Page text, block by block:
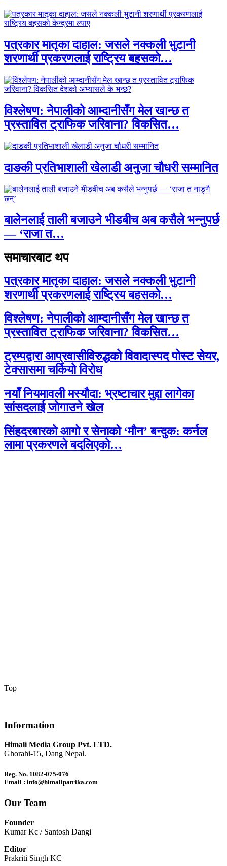
पत्रकार मातृका दाहाल: जसले नक्कली भुटानी
शरणार्थी प्रकरणलाई राष्ट्रिय बहसको…
विश्लेषण: नेपालीको आम्दानीसँग मेल खान्छ त
प्रस्तावित ट्राफिक जरिवाना? विकसित…
दाङकी प्रतिभाशाली खेलाडी अनुजा चौधरी सम्मानित
बालेनलाई ताली बजाउने भीडबीच अब कसैले भन्नुपर्छ
— ‘राजा त…
समाचारबाट थप
पत्रकार मातृका दाहाल: जसले नक्कली भुटानी
शरणार्थी प्रकरणलाई राष्ट्रिय बहसको…
विश्लेषण: नेपालीको आम्दानीसँग मेल खान्छ त
प्रस्तावित ट्राफिक जरिवाना? विकसित…
ट्रम्पद्वारा आप्रवासीविरुद्धको विवादास्पद पोस्ट सेयर,
टेक्सासमा चर्कियो विरोध
नयाँ नियमावली मस्यौदा: भ्रष्टाचार मुद्दा लागेका
सांसदलाई जोगाउने खेल
सिंहदरबारको आगो र सेनाको ‘मौन’ बन्दुक: कर्नल
लामा प्रकरणले बदलिएको…
Top
Information
Himali Media Group Pvt. LTD.
Ghorahi-15, Dang Nepal.
Reg. No. 1082-075-076
Email : info@himalipatrika.com
Our Team
Founder
Kumar Kc / Santosh Dangi
Editor
Prakriti Singh KC